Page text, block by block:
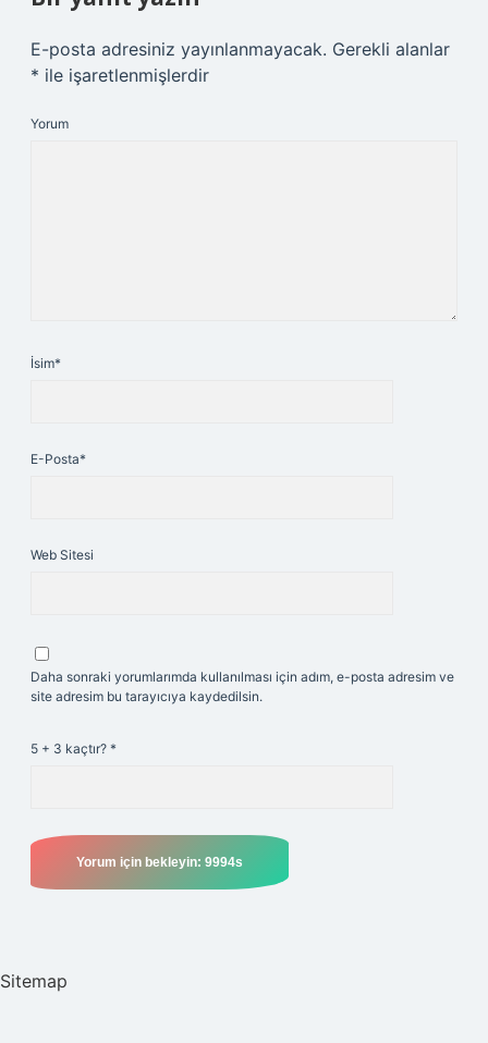
E-posta adresiniz yayınlanmayacak. Gerekli alanlar
* ile işaretlenmişlerdir
Yorum
İsim*
E-Posta*
Web Sitesi
Daha sonraki yorumlarımda kullanılması için adım, e-posta adresim ve
site adresim bu tarayıcıya kaydedilsin.
5 + 3 kaçtır? *
Sitemap